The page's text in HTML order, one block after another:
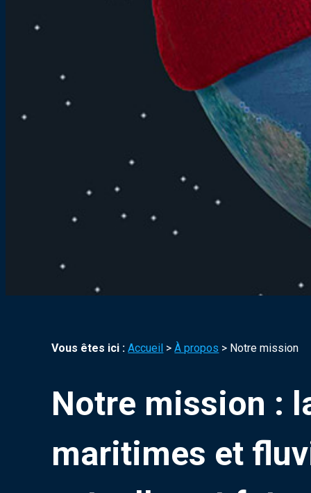
Vous êtes ici : Accueil >À propos > Notre mission
Notre mission :
maritimes et